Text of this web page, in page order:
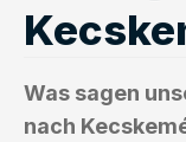
Was sagen
nach